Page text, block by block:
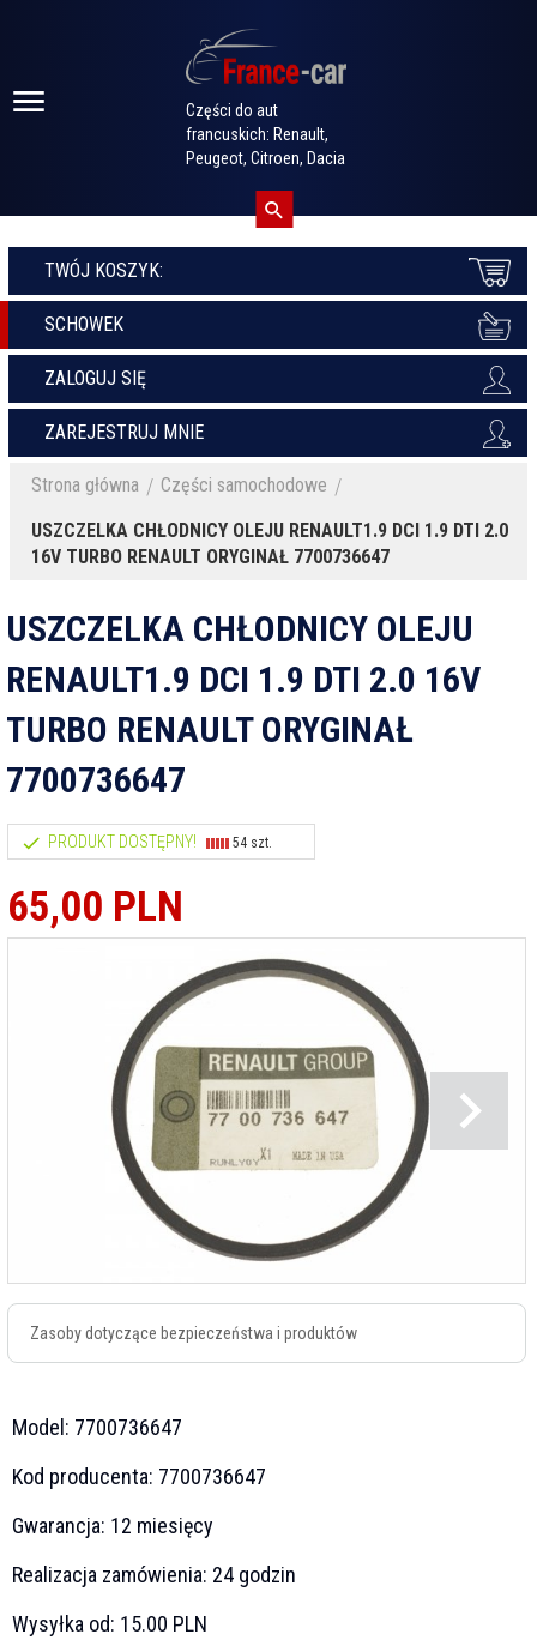
Części do aut
francuskich: Renault,
Peugeot, Citroen, Dacia
TWÓJ KOSZYK:
SCHOWEK
ZALOGUJ SIĘ
ZAREJESTRUJ MNIE
Strona główna
Części samochodowe
USZCZELKA CHŁODNICY OLEJU RENAULT1.9 DCI 1.9 DTI 2.0
16V TURBO RENAULT ORYGINAŁ 7700736647
USZCZELKA CHŁODNICY OLEJU
RENAULT1.9 DCI 1.9 DTI 2.0 16V
TURBO RENAULT ORYGINAŁ
7700736647
PRODUKT DOSTĘPNY! 54 szt.
65,00 PLN
Zasoby dotyczące bezpieczeństwa i produktów
Model: 7700736647
Kod producenta: 7700736647
Gwarancja: 12 miesięcy
Realizacja zamówienia: 24 godzin
Wysyłka od: 15.00 PLN